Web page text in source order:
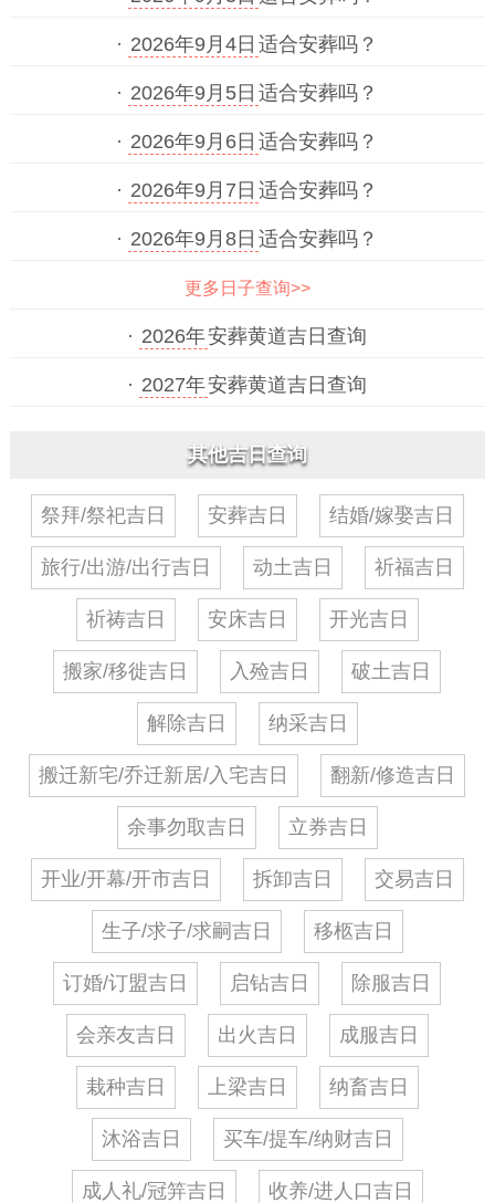
· 2026年9月4日 适合安葬吗？
· 2026年9月5日 适合安葬吗？
· 2026年9月6日 适合安葬吗？
· 2026年9月7日 适合安葬吗？
· 2026年9月8日 适合安葬吗？
更多日子查询>>
· 2026年安葬黄道吉日查询
· 2027年安葬黄道吉日查询
其他吉日查询
祭拜/祭祀吉日 安葬吉日 结婚/嫁娶吉日
旅行/出游/出行吉日 动土吉日 祈福吉日
祈祷吉日 安床吉日 开光吉日
搬家/移徙吉日 入殓吉日 破土吉日
解除吉日 纳采吉日
搬迁新宅/乔迁新居/入宅吉日 翻新/修造吉日
余事勿取吉日 立券吉日
开业/开幕/开市吉日 拆卸吉日 交易吉日
生子/求子/求嗣吉日 移柩吉日
订婚/订盟吉日 启钻吉日 除服吉日
会亲友吉日 出火吉日 成服吉日
栽种吉日 上梁吉日 纳畜吉日
沐浴吉日 买车/提车/纳财吉日
成人礼/冠笄吉日 收养/进人口吉日